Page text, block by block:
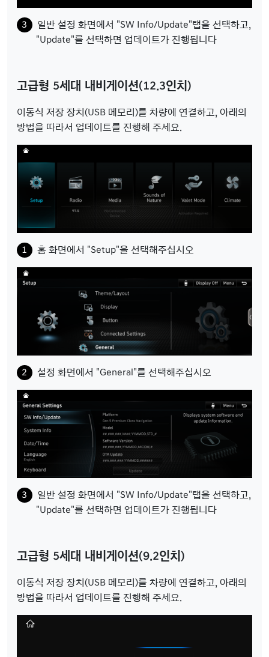
일반 설정 화면에서 "SW Info/Update"탭을 선택하고,
"Update"를 선택하면 업데이트가 진행됩니다
고급형 5세대 내비게이션(12.3인치)
이동식 저장 장치(USB 메모리)를 차량에 연결하고, 아래의
방법을 따라서 업데이트를 진행해 주세요.
홈 화면에서 "Setup"을 선택해주십시오
설정 화면에서 "General"를 선택해주십시오
일반 설정 화면에서 "SW Info/Update"탭을 선택하고,
"Update"를 선택하면 업데이트가 진행됩니다
고급형 5세대 내비게이션(9.2인치)
이동식 저장 장치(USB 메모리)를 차량에 연결하고, 아래의
방법을 따라서 업데이트를 진행해 주세요.